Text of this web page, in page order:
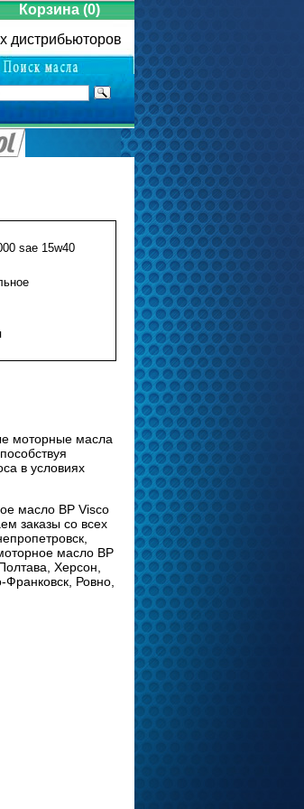
Корзина(0)
дистрибьюторов
sae 15w40
моторные масла
в условиях
масло BP Visco
заказы со всех
масло ВР
Херсон,
Ровно,